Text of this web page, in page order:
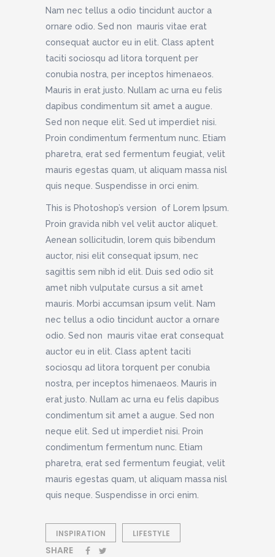
Nam nec tellus a odio tincidunt auctor a
ornare odio. Sed non mauris vitae erat
consequat auctor eu in elit. Class aptent
taciti sociosqu ad litora torquent per
conubia nostra, per inceptos himenaeos.
Mauris in erat justo. Nullam ac urna eu felis
dapibus condimentum sit amet a augue.
Sed non neque elit. Sed ut imperdiet nisi.
Proin condimentum fermentum nunc. Etiam
pharetra, erat sed fermentum feugiat, velit
mauris egestas quam, ut aliquam massa nisl
quis neque. Suspendisse in orci enim.
This is Photoshop’s version of Lorem Ipsum.
Proin gravida nibh vel velit auctor aliquet.
Aenean sollicitudin, lorem quis bibendum
auctor, nisi elit consequat ipsum, nec
sagittis sem nibh id elit. Duis sed odio sit
amet nibh vulputate cursus a sit amet
mauris. Morbi accumsan ipsum velit. Nam
nec tellus a odio tincidunt auctor a ornare
odio. Sed non mauris vitae erat consequat
auctor eu in elit. Class aptent taciti
sociosqu ad litora torquent per conubia
nostra, per inceptos himenaeos. Mauris in
erat justo. Nullam ac urna eu felis dapibus
condimentum sit amet a augue. Sed non
neque elit. Sed ut imperdiet nisi. Proin
condimentum fermentum nunc. Etiam
pharetra, erat sed fermentum feugiat, velit
mauris egestas quam, ut aliquam massa nisl
quis neque. Suspendisse in orci enim.
INSPIRATION LIFESTYLE
SHARE